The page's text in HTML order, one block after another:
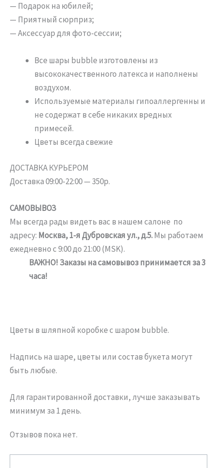
— Подарок на юбилей;
— Приятный сюрприз;
— Аксессуар для фото-сессии;
Все шары bubble изготовлены из
высококачественного латекса и наполнены
воздухом.
Используемые материалы гипоаллергенны и
не содержат в себе никаких вредных
примесей.
Цветы всегда свежие
ДОСТАВКА КУРЬЕРОМ
Доставка 09:00-22:00 — 350р.
САМОВЫВОЗ
Мы всегда рады видеть вас в нашем салоне по
адресу: Москва, 1-я Дубровская ул., д.5.Мы работаем
ежедневно с 9:00 до 21:00 (MSK).
ВАЖНО! Заказы на самовывоз принимается за 3
часа!
Цветы в шляпной коробке с шаром bubble.
Надпись на шаре, цветы или состав букета могут
быть любые.
Для гарантированной доставки, лучше заказывать
минимум за 1 день.
Отзывов пока нет.